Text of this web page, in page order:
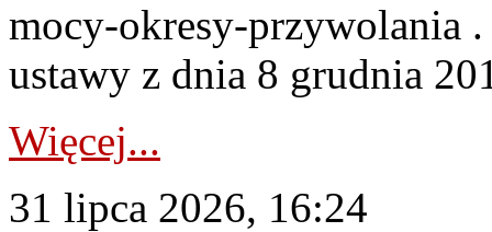
mocy-okresy-przywolania
ustawy z dnia 8 grudnia
Więcej...
31 lipca 2026, 16:24